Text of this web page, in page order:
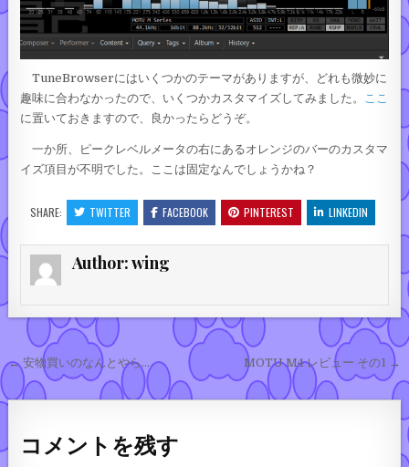
TuneBrowserにはいくつかのテーマがありますが、どれも微妙に
趣味に合わなかったので、いくつかカスタマイズしてみました。 ここ
に置いておきますので、良かったらどうぞ。
一か所、ピークレベルメータの右にあるオレンジのバーのカスタマ
イズ項目が不明でした。ここは固定なんでしょうかね？
SHARE: TWITTER FACEBOOK PINTEREST LINKEDIN
Author:wing
投稿ナビゲーション MOTU M4 レビュー その1 →
← 安物買いのなんとやら…
コメントを残す